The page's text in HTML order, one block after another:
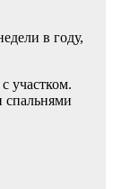
в году,
участком.
спальнями